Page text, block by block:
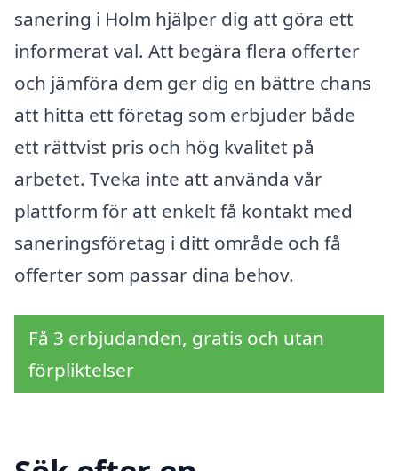
sanering i Holm hjälper dig att göra ett
informerat val. Att begära flera offerter
och jämföra dem ger dig en bättre chans
att hitta ett företag som erbjuder både
ett rättvist pris och hög kvalitet på
arbetet. Tveka inte att använda vår
plattform för att enkelt få kontakt med
saneringsföretag i ditt område och få
offerter som passar dina behov.
Få 3 erbjudanden, gratis och utan
förpliktelser